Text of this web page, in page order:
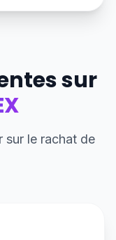
sur
sur le rachat de